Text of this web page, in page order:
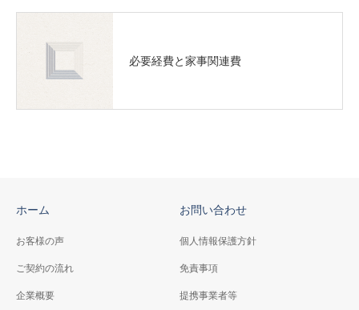
必要経費と家事関連費
ホーム
お客様の声
ご契約の流れ
企業概要
お問い合わせ
個人情報保護方針
免責事項
提携事業者等